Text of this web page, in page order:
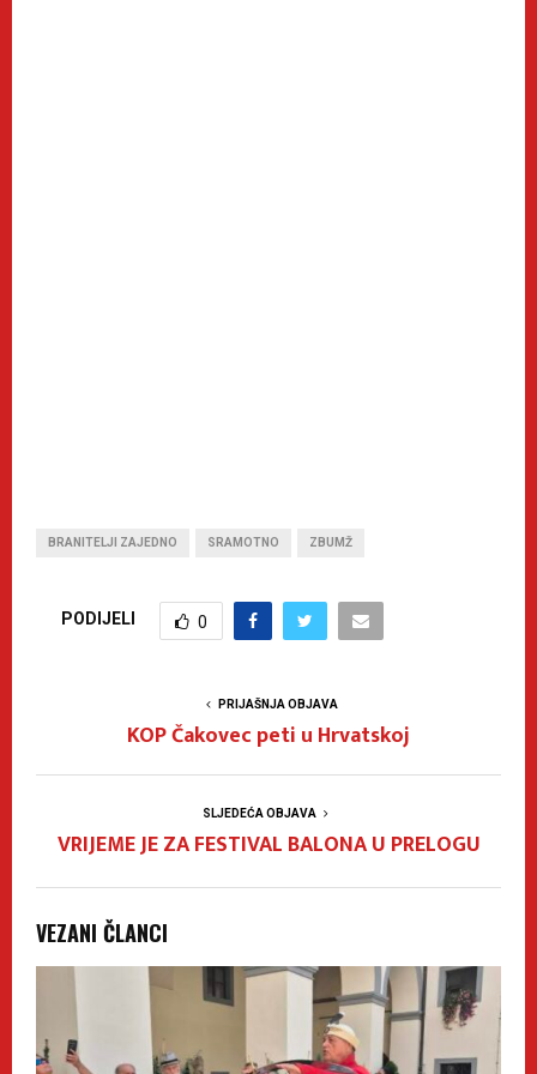
BRANITELJI ZAJEDNO SRAMOTNO ZBUMŽ
PODIJELI 0
PRIJAŠNJA OBJAVA
KOP Čakovec peti u Hrvatskoj
SLJEDEĆA OBJAVA
VRIJEME JE ZA FESTIVAL BALONA U PRELOGU
VEZANI ČLANCI